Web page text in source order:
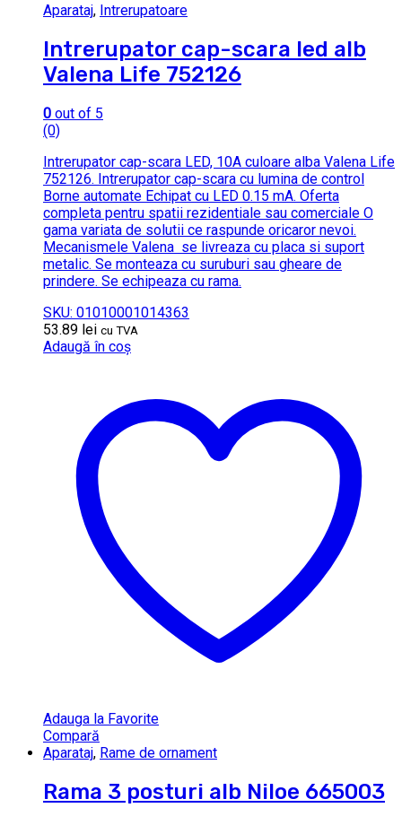
Aparataj, Intrerupatoare
Intrerupator cap-scara led alb
Valena Life 752126
0 out of 5
(0)
Intrerupator cap-scara LED, 10A culoare alba Valena Life
752126. Intrerupator cap-scara cu lumina de control
Borne automate Echipat cu LED 0.15 mA. Oferta
completa pentru spatii rezidentiale sau comerciale O
gama variata de solutii ce raspunde oricaror nevoi.
Mecanismele Valena se livreaza cu placa si suport
metalic. Se monteaza cu suruburi sau gheare de
prindere. Se echipeaza cu rama.
SKU: 01010001014363
53.89 lei cu TVA
Adaugă în coș
Adauga la Favorite
Compară
Aparataj, Rame de ornament
Rama 3 posturi alb Niloe 665003